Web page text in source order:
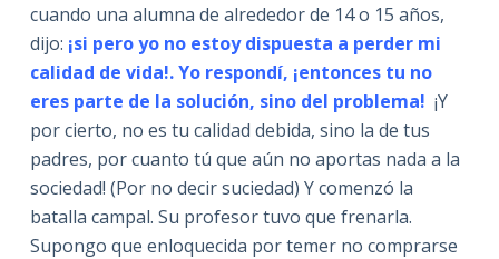
cuando una alumna de alrededor de 14 o 15 años,
dijo: ¡si pero yo no estoy dispuesta a perder mi
calidad de vida!. Yo respondí, ¡entonces tu no
eres parte de la solución, sino del problema! ¡Y
por cierto, no es tu calidad debida, sino la de tus
padres, por cuanto tú que aún no aportas nada a la
sociedad! (Por no decir suciedad) Y comenzó la
batalla campal. Su profesor tuvo que frenarla.
Supongo que enloquecida por temer no comprarse